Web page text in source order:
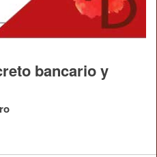
bancario y